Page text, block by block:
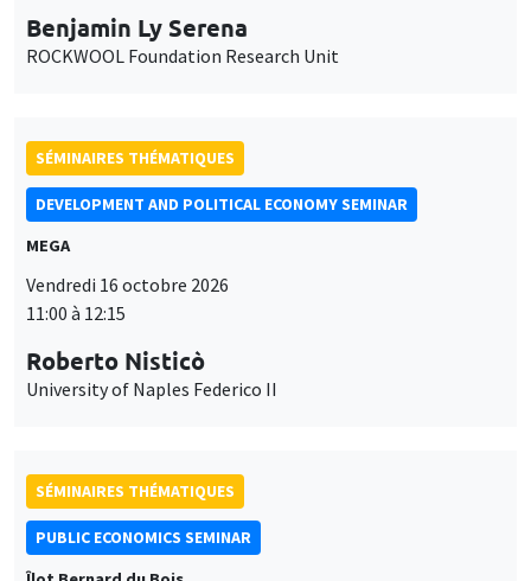
Benjamin Ly Serena
ROCKWOOL Foundation Research Unit
SÉMINAIRES THÉMATIQUES
DEVELOPMENT AND POLITICAL ECONOMY SEMINAR
MEGA
Vendredi 16 octobre 2026
11:00 à 12:15
Roberto Nisticò
University of Naples Federico II
SÉMINAIRES THÉMATIQUES
PUBLIC ECONOMICS SEMINAR
Îlot Bernard du Bois